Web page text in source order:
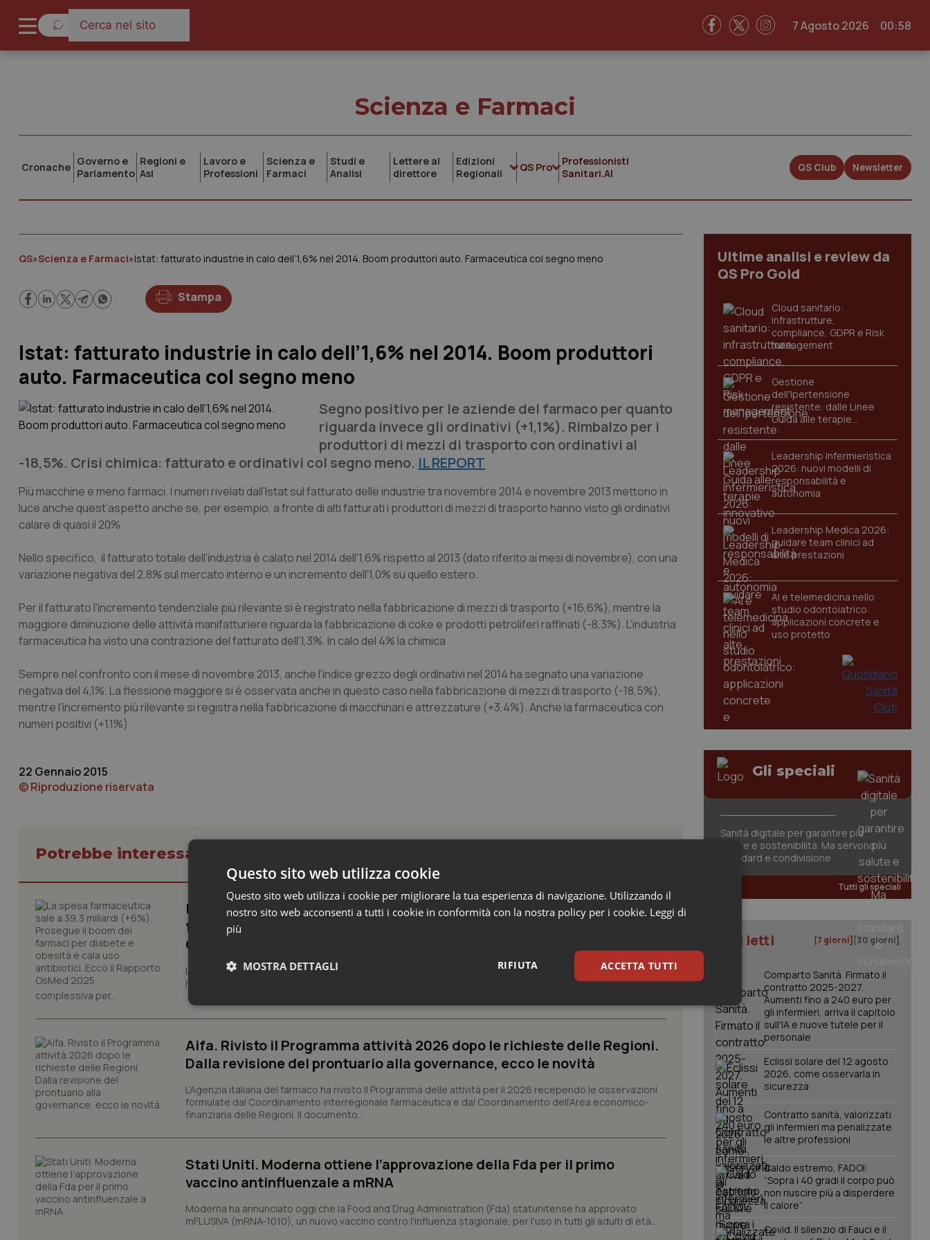
7 Agosto 2026 00:58
Scienza e Farmaci
Cronache Governo e
Parlamento
Regioni e
Asl
Lavoro e
Professioni
Scienza e
Farmaci
Studi e
Analisi
Lettere al
direttore
Edizioni
Regionali
QS Pro
Professionisti
Sanitari.AI
QS Club Newsletter
QS»Scienza e Farmaci»Istat: fatturato industrie in calo dell’1,6% nel 2014. Boom produttori auto. Farmaceutica col segno meno
Stampa
Istat: fatturato industrie in calo dell’1,6% nel 2014. Boom produttori
auto. Farmaceutica col segno meno
Segno positivo per le aziende del farmaco per quanto
riguarda invece gli ordinativi (+1,1%). Rimbalzo per i
produttori di mezzi di trasporto con ordinativi al
-18,5%. Crisi chimica: fatturato e ordinativi col segno meno. IL REPORT
Più macchine e meno farmaci. I numeri rivelati dall’Istat sul fatturato delle industrie tra novembre 2014 e novembre 2013 mettono in
luce anche quest’aspetto anche se, per esempio, a fronte di alti fatturati i produttori di mezzi di trasporto hanno visto gli ordinativi
calare di quasi il 20%.
Nello specifico, il fatturato totale dell’industria è calato nel 2014 dell'1,6% rispetto al 2013 (dato riferito ai mesi di novembre), con una
variazione negativa del 2,8% sul mercato interno e un incremento dell'1,0% su quello estero.
Per il fatturato l'incremento tendenziale più rilevante si è registrato nella fabbricazione di mezzi di trasporto (+16,6%), mentre la
maggiore diminuzione delle attività manifatturiere riguarda la fabbricazione di coke e prodotti petroliferi raffinati (-8,3%). L’industria
farmaceutica ha visto una contrazione del fatturato dell’1,3%. In calo del 4% la chimica
Sempre nel confronto con il mese di novembre 2013, anche l'indice grezzo degli ordinativi nel 2014 ha segnato una variazione
negativa del 4,1%. La flessione maggiore si è osservata anche in questo caso nella fabbricazione di mezzi di trasporto (-18,5%),
mentre l'incremento più rilevante si registra nella fabbricazione di macchinari e attrezzature (+3,4%). Anche la farmaceutica con
numeri positivi (+1,1%)
22 Gennaio 2015
© Riproduzione riservata
Potrebbe interessarti in Scienza e Farmaci
La spesa farmaceutica sale a 39,3 miliardi (+6%). Prosegue il boom dei
farmaci per diabete e obesità e cala uso antibiotici. Ecco il Rapporto
OsMed 2025
La farmaceutica italiana continua a crescere, spinta dall'invecchiamento della popolazione, dall'arrivo di
nuove terapie e dall'espansione dei trattamenti per diabete e gestione del peso. Nel 2025 la spesa
complessiva per...
Aifa. Rivisto il Programma attività 2026 dopo le richieste delle Regioni.
Dalla revisione del prontuario alla governance, ecco le novità
L’Agenzia italiana del farmaco ha rivisto il Programma delle attività per il 2026 recependo le osservazioni
formulate dal Coordinamento interregionale farmaceutica e dal Coordinamento dell’Area economico-
finanziaria delle Regioni. Il documento...
Stati Uniti. Moderna ottiene l’approvazione della Fda per il primo
vaccino antinfluenzale a mRNA
Moderna ha annunciato oggi che la Food and Drug Administration (Fda) statunitense ha approvato
mFLUSIVA (mRNA-1010), un nuovo vaccino contro l'influenza stagionale, per l'uso in tutti gli adulti di età...
Ultime analisi e review da
QS Pro Gold
Cloud sanitario:
infrastrutture,
compliance, GDPR e Risk
management
Gestione
dell'Ipertensione
resistente: dalle Linee
Guida alle terapie
innovative
Leadership Infermieristica
2026: nuovi modelli di
responsabilità e
autonomia
Leadership Medica 2026:
guidare team clinici ad
alte prestazioni
AI e telemedicina nello
studio odontoiatrico:
applicazioni concrete e
uso protetto
Gli speciali
Sanità digitale per garantire più
salute e sostenibilità. Ma servono
standard e condivisione
Tutti gli speciali
I più letti [7 giorni] [30 giorni]
Comparto Sanità. Firmato il
contratto 2025-2027.
Aumenti fino a 240 euro per
gli infermieri, arriva il capitolo
sull'IA e nuove tutele per il
personale
Eclissi solare del 12 agosto
2026, come osservarla in
sicurezza
Contratto sanità, valorizzati
gli infermieri ma penalizzate
le altre professioni
Caldo estremo, FADOI:
“Sopra i 40 gradi il corpo può
non riuscire più a disperdere
il calore”
Covid. Il silenzio di Fauci e il
Questo sito web utilizza cookie
Questo sito web utilizza i cookie per migliorare la tua esperienza di navigazione. Utilizzando il
nostro sito web acconsenti a tutti i cookie in conformità con la nostra policy per i cookie. Leggi di
più
ACCETTA TUTTI
RIFIUTA
MOSTRA DETTAGLI
Necessari Statistici Marketing
Necessari Statistici Marketing
e l'accesso alle aree protette del sito. Il sito web non è in grado di funzionare correttamente senza questi cookie.
Nome
Fornitore/Dominio Scadenza
Descrizione
VISITOR_PRIVACY_METADATA
YouTube
interazione con il sito. Registra i dati sul consenso
del visitatore riguardo a varie politiche e
impostazioni sulla privacy, garantendo che le loro